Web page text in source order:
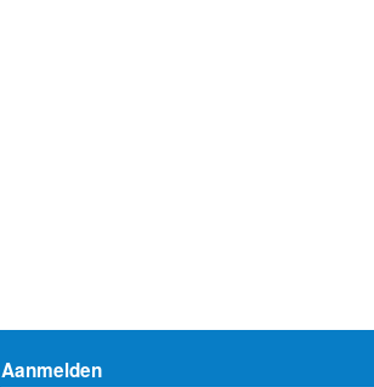
Aanmelden